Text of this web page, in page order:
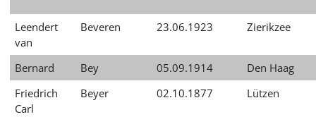
日
本
語
Leendert
van
Beveren 23.06.1923 Zierikzee
Bernard Bey 05.09.1914
Den Haag
Friedrich
Carl
Beyer 02.10.1877 Lützen